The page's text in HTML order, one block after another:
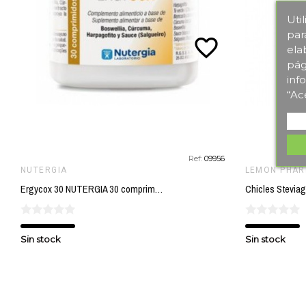
Ref: 09956
NUTERGIA
Ergycox 30 NUTERGIA 30 comprimidos
Sin stock
favorite_border
LEMON
Sin stock